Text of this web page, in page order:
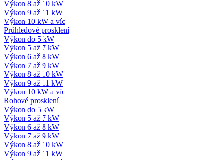
Výkon 8 až 10 kW
Výkon 9 až 11 kW
Výkon 10 kW a víc
Průhledové prosklení
Výkon do 5 kW
Výkon 5 až 7 kW
Výkon 6 až 8 kW
Výkon 7 až 9 kW
Výkon 8 až 10 kW
Výkon 9 až 11 kW
Výkon 10 kW a víc
Rohové prosklení
Výkon do 5 kW
Výkon 5 až 7 kW
Výkon 6 až 8 kW
Výkon 7 až 9 kW
Výkon 8 až 10 kW
Výkon 9 až 11 kW